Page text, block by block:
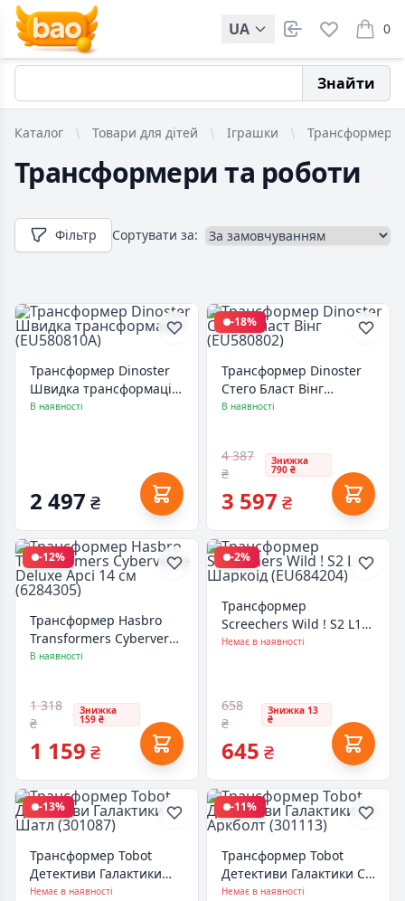
UA 0
items
Знайти
Каталог Товари для дітей Іграшки Трансформери
Трансформери та роботи
Фільтр Сортувати за:
Трансформер Dinoster
Швидка трансформація
(EU580810A)
В наявності
2 497 ₴
-18%
Трансформер Dinoster
Стего Бласт Вінг
(EU580802)
В наявності
4 387
₴
Знижка
790 ₴
3 597 ₴
-12%
Трансформер Hasbro
Transformers Cyberverse
Deluxe Арсі 14 см
В наявності
1 318
₴
Знижка
159 ₴
1 159 ₴
-2%
Трансформер
Screechers Wild ! S2 L1
Шаркоід (EU684204)
Немає в наявності
658
₴
Знижка 13
₴
645 ₴
-13%
Трансформер Tobot
Детективи Галактики
Шатл (301087)
Немає в наявності
-11%
Трансформер Tobot
Детективи Галактики С2
Аркболт (301113)
Немає в наявності